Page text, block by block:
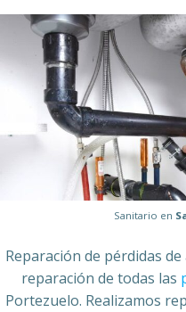
Sanitario en
Reparación de pérdidas
reparación de todas las
Portezuelo. Realizamos